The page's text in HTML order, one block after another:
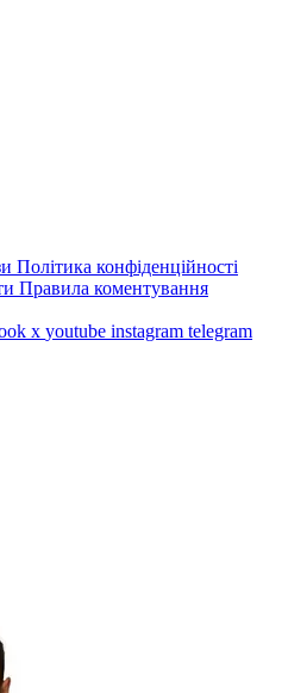
Політика конфіденційності
Правила коментування
x youtube instagram telegram